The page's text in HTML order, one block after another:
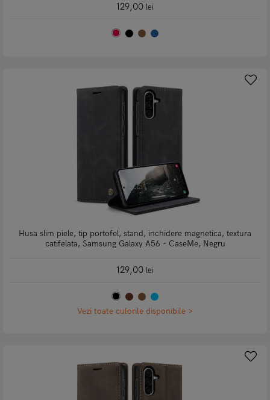
129,00 lei
Husa slim piele, tip portofel, stand, inchidere magnetica, textura
catifelata, Samsung Galaxy A56 - CaseMe, Negru
129,00 lei
Vezi toate culorile disponibile >